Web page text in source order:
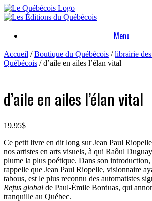
Skip
to
Menu
Accueil /Boutique du Québécois /librairie
Québécois / d’aile en ailes l’élan vital
d’aile en ailes l’élan vital
19.95$
Ce petit livre en dit long sur Jean Paul
nos artistes en arts visuels, à qui Raôul
plume la plus poétique. Dans son
rappelle que Jean Paul Riopelle, visionnaire
tabous, est le plus reconnu des automatistes
Refus global de Paul-Émile Borduas, qui
tranquille au Québec.